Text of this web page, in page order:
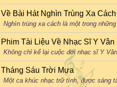
Về Bài Hát Nghìn Trùng Xa Cách
Nghìn trùng xa cách là một trong
Phim Tài Liệu Về Nhạc Sĩ Y Vân
Không chỉ kể lại cuộc đời nhạc sĩ Y
Tháng Sáu Trời Mưa
Một ca khúc nhạc trữ tình, được sáng